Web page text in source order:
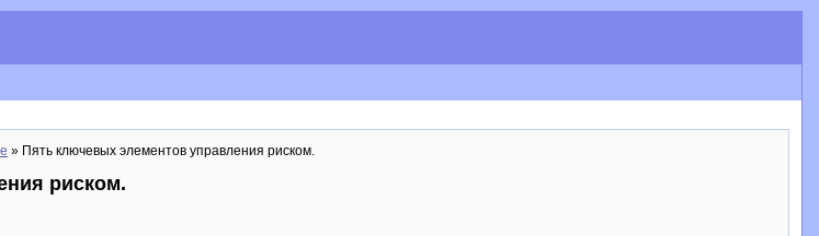
» Пять ключевых элементов управления риском.
риском.